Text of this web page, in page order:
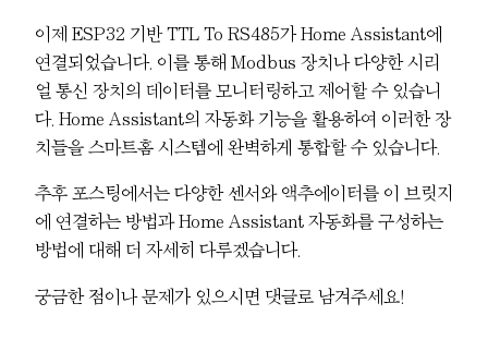
이제 ESP32 기반 TTL To RS485가 Home Assistant에
연결되었습니다. 이를 통해 Modbus 장치나 다양한 시리
얼 통신 장치의 데이터를 모니터링하고 제어할 수 있습니
다. Home Assistant의 자동화 기능을 활용하여 이러한 장
치들을 스마트홈 시스템에 완벽하게 통합할 수 있습니다.
추후 포스팅에서는 다양한 센서와 액추에이터를 이 브릿지
에 연결하는 방법과 Home Assistant 자동화를 구성하는
방법에 대해 더 자세히 다루겠습니다.
궁금한 점이나 문제가 있으시면 댓글로 남겨주세요!